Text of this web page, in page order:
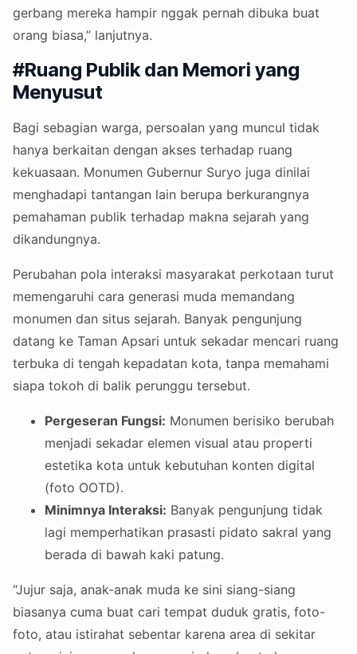
gerbang mereka hampir nggak pernah dibuka buat
orang biasa,” lanjutnya.
#Ruang Publik dan Memori yang
Menyusut
Bagi sebagian warga, persoalan yang muncul tidak
hanya berkaitan dengan akses terhadap ruang
kekuasaan. Monumen Gubernur Suryo juga dinilai
menghadapi tantangan lain berupa berkurangnya
pemahaman publik terhadap makna sejarah yang
dikandungnya.
Perubahan pola interaksi masyarakat perkotaan turut
memengaruhi cara generasi muda memandang
monumen dan situs sejarah. Banyak pengunjung
datang ke Taman Apsari untuk sekadar mencari ruang
terbuka di tengah kepadatan kota, tanpa memahami
siapa tokoh di balik perunggu tersebut.
Pergeseran Fungsi: Monumen berisiko berubah
menjadi sekadar elemen visual atau properti
estetika kota untuk kebutuhan konten digital
(foto OOTD).
Minimnya Interaksi: Banyak pengunjung tidak
lagi memperhatikan prasasti pidato sakral yang
berada di bawah kaki patung.
“Jujur saja, anak-anak muda ke sini siang-siang
biasanya cuma buat cari tempat duduk gratis, foto-
foto, atau istirahat sebentar karena area di sekitar